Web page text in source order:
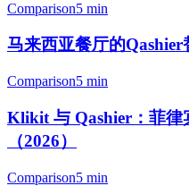
Comparison5 min
马来西亚餐厅的
Comparison5 min
Klikit 与 Qashier：菲律
（2026）
Comparison5 min